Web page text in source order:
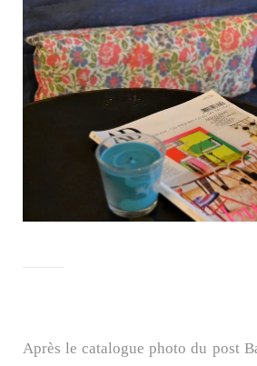
Après le catalogue photo du post